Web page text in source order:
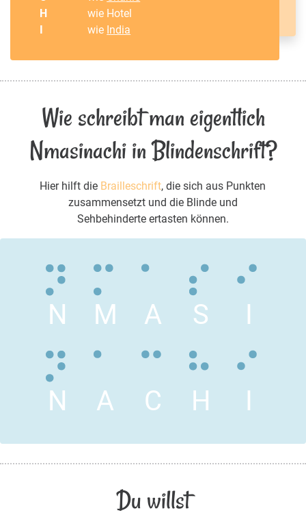
H
wie Hotel
I
wie India
Wie schreibt man eigentlich
Nmasinachi in Blindenschrift?
Hier hilft die Brailleschrift, die sich aus Punkten
zusammensetzt und die Blinde und
Sehbehinderte ertasten können.
N M A S I
N A C H I
Du willst